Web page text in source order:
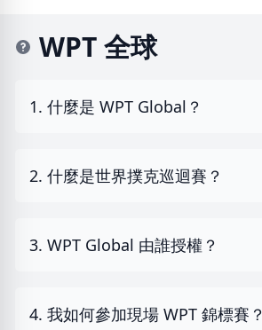
WPT 全球
1. 什麼是 WPT Global？
2. 什麼是世界撲克巡迴賽？
3. WPT Global 由誰授權？
4. 我如何參加現場 WPT 錦標賽？